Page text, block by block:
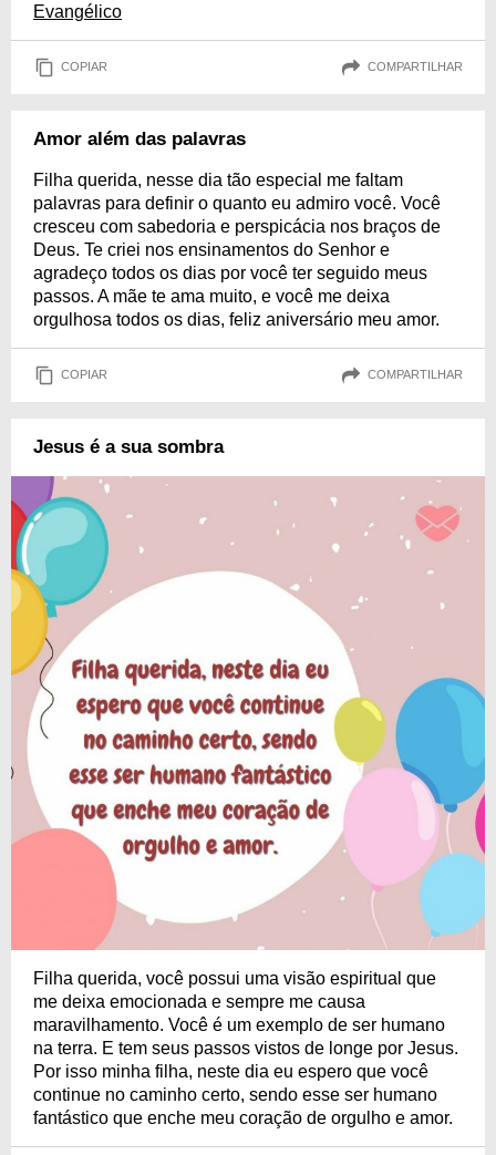
Evangélico
COPIAR COMPARTILHAR
Amor além das palavras
Filha querida, nesse dia tão especial me faltam
palavras para definir o quanto eu admiro você. Você
cresceu com sabedoria e perspicácia nos braços de
Deus. Te criei nos ensinamentos do Senhor e
agradeço todos os dias por você ter seguido meus
passos. A mãe te ama muito, e você me deixa
orgulhosa todos os dias, feliz aniversário meu amor.
COPIAR COMPARTILHAR
Jesus é a sua sombra
Filha querida, você possui uma visão espiritual que
me deixa emocionada e sempre me causa
maravilhamento. Você é um exemplo de ser humano
na terra. E tem seus passos vistos de longe por Jesus.
Por isso minha filha, neste dia eu espero que você
continue no caminho certo, sendo esse ser humano
fantástico que enche meu coração de orgulho e amor.